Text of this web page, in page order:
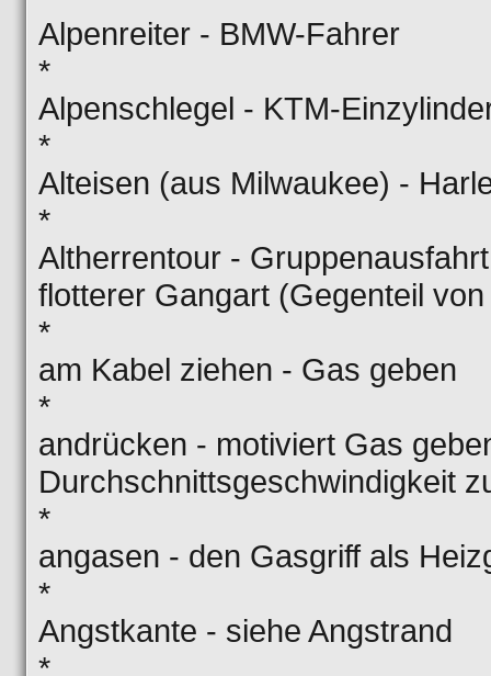
Alpenreiter - BMW-Fahrer
*
Alpenschlegel - KTM-
*
Alteisen (aus Milwaukee) -
*
Altherrentour -
flotterer Gangart (Gegenteil
*
am Kabel ziehen - Gas geben
*
andrücken - motiviert Gas
Durchschnittsgeschwindigkeit
*
angasen - den Gasgriff als
*
Angstkante - siehe Angstrand
*